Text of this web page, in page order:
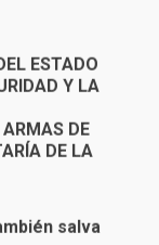
ESTADO
DE
DE LA
salva